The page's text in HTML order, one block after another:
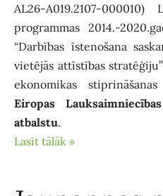
AL26-A019.2107-
programmas 2014.-
“Darbības īstenošana
vietējās attīstības
ekonomikas
Eiropas
atbalstu.
Lasīt tālāk »